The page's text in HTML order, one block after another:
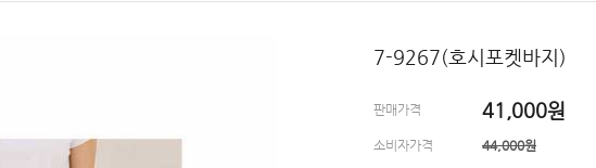
7-9267(호시포켓바지)
판매가격 41,000원
소비자가격 44,000원